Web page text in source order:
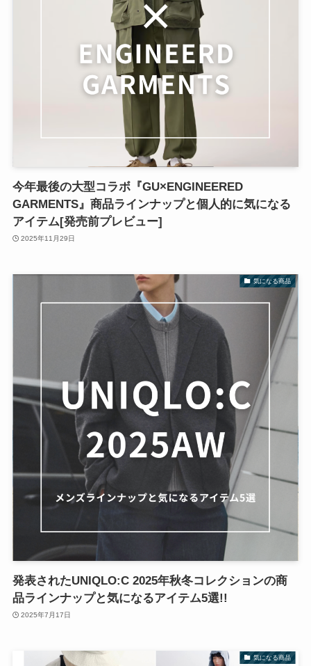
今年最後の大型コラボ『GU×ENGINEERED
GARMENTS』商品ラインナップと個人的に気になる
アイテム[発売前プレビュー]
2025年11月29日
気になる商品
発表されたUNIQLO:C 2025年秋冬コレクションの商
品ラインナップと気になるアイテム5選!!
2025年7月17日
気になる商品